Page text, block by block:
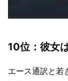
10位：彼女
エース通訳と若